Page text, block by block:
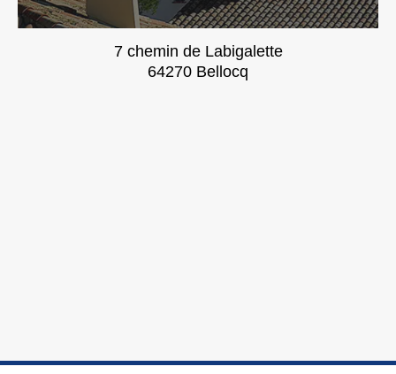
7 chemin de Labigalette
64270 Bellocq